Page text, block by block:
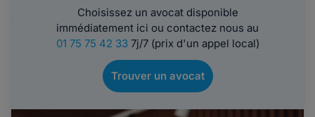
Choisissez un avocat disponible
immédiatement ici ou contactez nous au
01 75 75 42 337j/7 (prix d'un appel local)
Trouver un avocat